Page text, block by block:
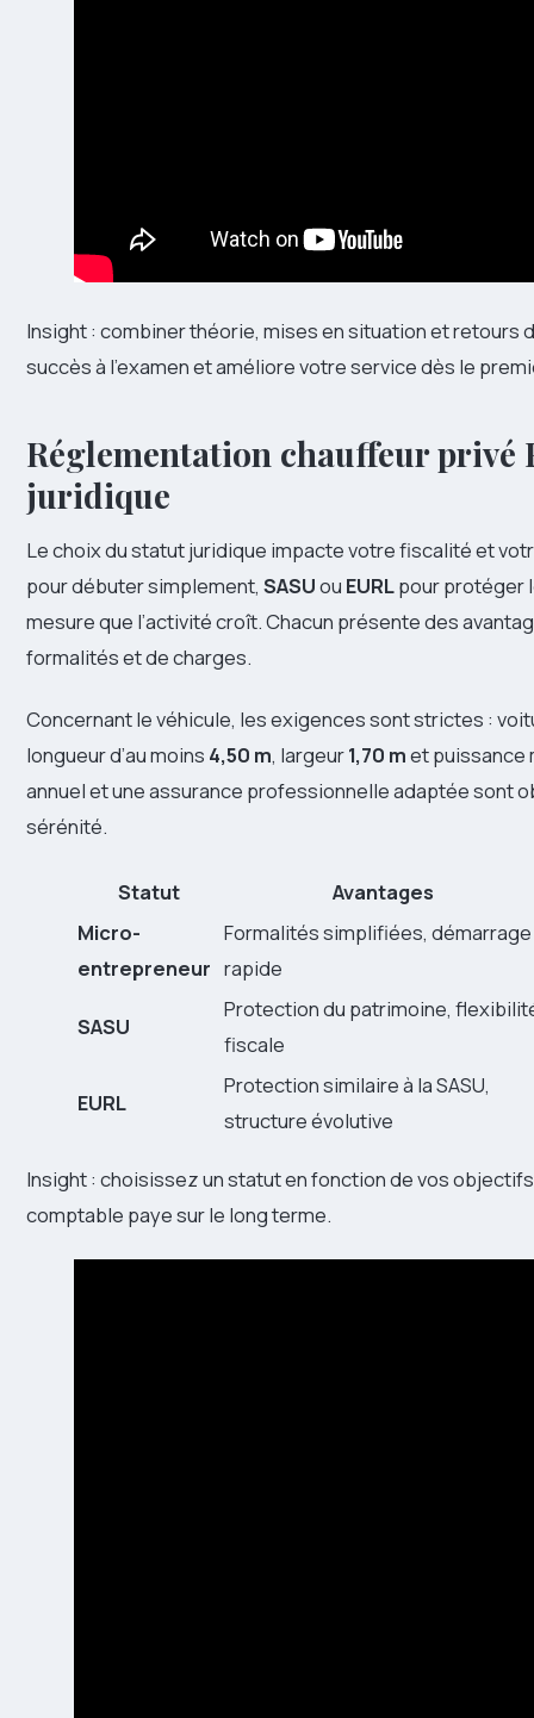
Insight : combiner théorie, mises en situation et retours
succès à l’examen et améliore votre service dès le
Réglementation chauffeur privé
juridique
Le choix du statut juridique impacte votre fiscalité et
pour débuter simplement, SASUou EURLpour protéger
mesure que l’activité croît. Chacun présente des
formalités et de charges.
Concernant le véhicule, les exigences sont strictes :
longueur d’au moins 4,50 m, largeur1,70 met puissance
annuel et une assurance professionnelle adaptée sont
sérénité.
Statut
Avantages
Micro-
entrepreneur
Formalités simplifiées, démarrage
rapide
SASU
Protection du patrimoine,
fiscale
EURL
Protection similaire à la SASU,
structure évolutive
Insight : choisissez un statut en fonction de vos
comptable paye sur le long terme.